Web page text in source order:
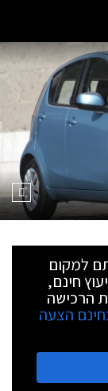
למקום
חינם,
הרכישה
הצעה